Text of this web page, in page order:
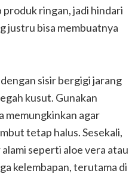
ringan, jadi hindari
justru bisa membuatnya
sisir bergigi jarang
kusut. Gunakan
memungkinkan agar
tetap halus. Sesekali,
seperti aloe vera atau
kelembapan, terutama di